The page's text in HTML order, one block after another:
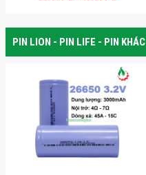
PIN LION - PIN LIFE - PIN KHÁC